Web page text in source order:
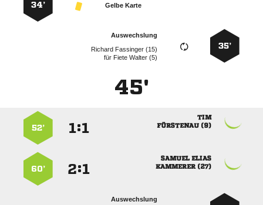
Gelbe Karte
34’
35’
Auswechslung
  
für   
45'

 
:
52’
 
 
:
60’
Auswechslung